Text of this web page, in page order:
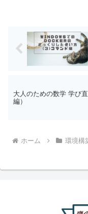
大人のための数学 学び
編）
ホーム 環境構